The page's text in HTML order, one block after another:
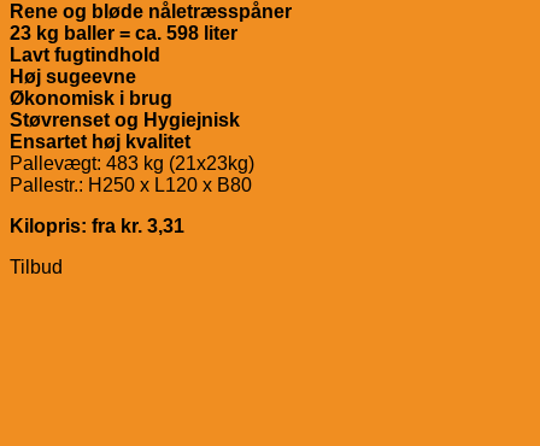
Rene og bløde nåletræsspåner
23 kg baller = ca. 598 liter
Lavt fugtindhold
Høj sugeevne
Økonomisk i brug
Støvrenset og Hygiejnisk
Ensartet høj kvalitet
Pallevægt: 483 kg (21x23kg)
Pallestr.: H250 x L120 x B80
Kilopris: fra kr. 3,31
Tilbud